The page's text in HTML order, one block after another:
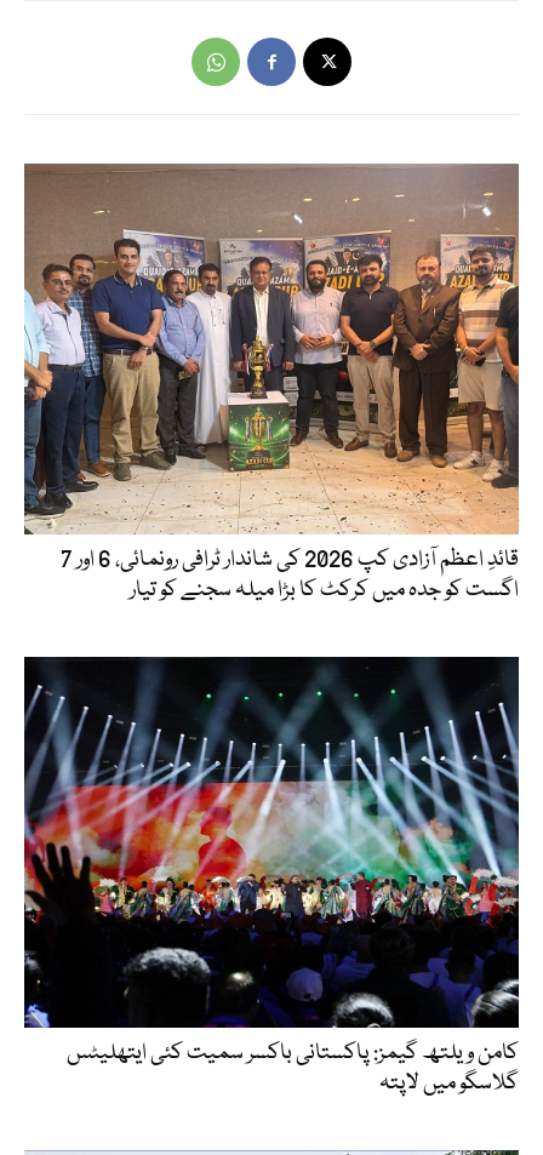
قائدِ اعظم آزادی کپ 2026 کی شاندار ٹرافی رونمائی، 6 اور 7
اگست کو جدہ میں کرکٹ کا بڑا میلہ سجنے کو تیار
کامن ویلتھ گیمز: پاکستانی باکسر سمیت کئی ایتھلیٹس
گلاسگو میں لاپتہ